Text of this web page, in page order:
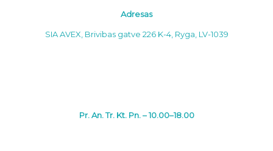
Adresas
SIA AVEX, Brivibas gatve 226 K-4, Ryga, LV-1039
Pr. An. Tr. Kt. Pn. – 10.00–18.00